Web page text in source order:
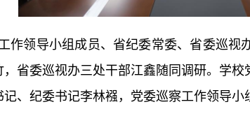
作领导小组成员、省纪委常委、省委巡
省委巡视办三处干部江鑫随同调研。学
、纪委书记李林襁，党委巡察工作领导